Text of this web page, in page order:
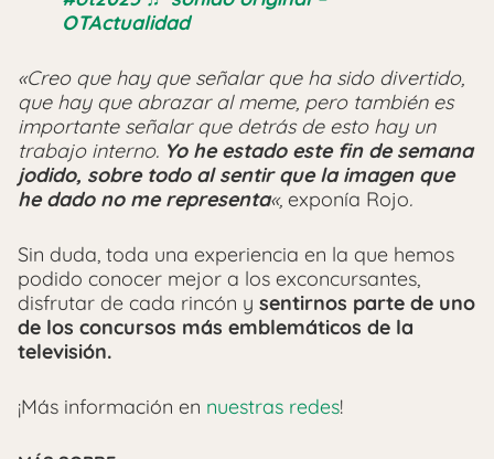
OTActualidad
«Creo que hay que señalar que ha sido divertido,
que hay que abrazar al meme, pero también es
importante señalar que detrás de esto hay un
trabajo interno. Yo he estado este fin de semana
jodido, sobre todo al sentir que la imagen que
he dado no me representa«, exponía Rojo.
Sin duda, toda una experiencia en la que hemos
podido conocer mejor a los exconcursantes,
disfrutar de cada rincón y sentirnos parte de uno
de los concursos más emblemáticos de la
televisión.
¡Más información en nuestras redes!